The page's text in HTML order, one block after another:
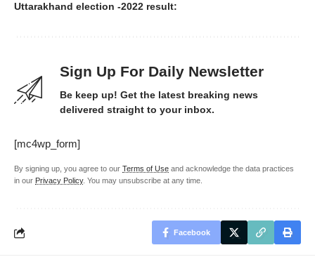
Uttarakhand election -2022 result:
Sign Up For Daily Newsletter
Be keep up! Get the latest breaking news
delivered straight to your inbox.
[mc4wp_form]
By signing up, you agree to our Terms of Use and acknowledge the data practices
in our Privacy Policy. You may unsubscribe at any time.
Facebook